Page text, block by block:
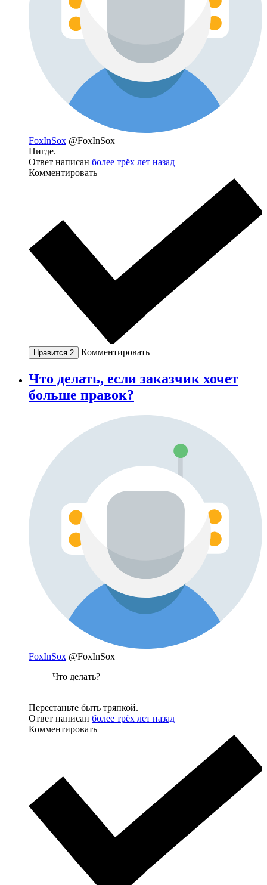
FoxInSox @FoxInSox
Нигде.
Ответ написан более трёх лет назад
Комментировать
Нравится 2 Комментировать
Что делать, если заказчик хочет
больше правок?
FoxInSox @FoxInSox
Что делать?
Перестаньте быть тряпкой.
Ответ написан более трёх лет назад
Комментировать